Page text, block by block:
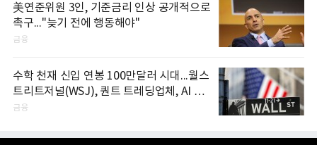
美연준위원 3인, 기준금리 인상 공개적으로
촉구..."늦기 전에 행동해야"
금융
수학 천재 신입 연봉 100만달러 시대...월스
트리트저널(WSJ), 퀀트 트레딩업체, AI 기
업들 인재 확보 경쟁
금융